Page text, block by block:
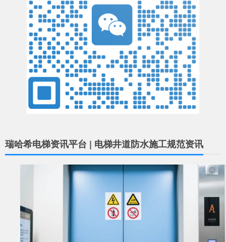
瑞哈希电梯资讯平台 | 电梯井道防水施工规范资讯